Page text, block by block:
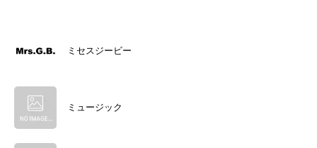
ミセスジービー
ミュージック